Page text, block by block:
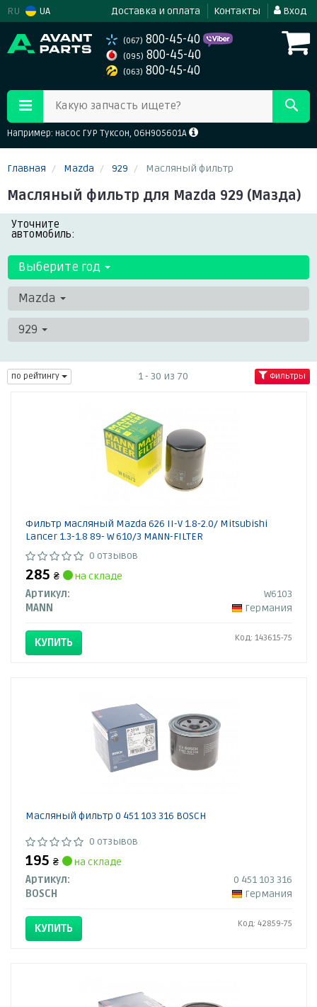
RU UA Доставка и оплата Контакты Вход
(067) 800-45-40
(095) 800-45-40
(063) 800-45-40
Какую запчасть ищете?
Например: насос ГУР Туксон, 06H905601A
Главная Mazda 929 Масляный фильтр
Масляный фильтр для Mazda 929 (Мазда)
Уточните
автомобиль:
Выберите год
Mazda
929
по рейтингу 1 - 30 из 70 Фильтры
Фильтр масляный Mazda 626 II-V 1.8-2.0/ Mitsubishi
Lancer 1.3-1.8 89- W 610/3 MANN-FILTER
0 отзывов
285 ₴
на складе
Артикул:
W6103
MANN
Германия
КУПИТЬ Код: 143615-75
Масляный фильтр 0 451 103 316 BOSCH
0 отзывов
195 ₴
на складе
Артикул:
0 451 103 316
BOSCH
Германия
КУПИТЬ Код: 42859-75